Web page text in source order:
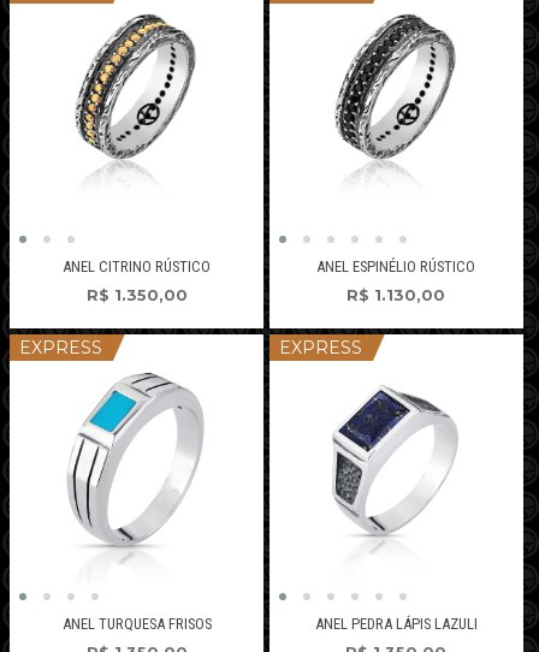
ANEL CITRINO RÚSTICO
R$ 1.350,00
ANEL ESPINÉLIO RÚSTICO
R$ 1.130,00
EXPRESS
ANEL TURQUESA FRISOS
EXPRESS
ANEL PEDRA LÁPIS LAZULI